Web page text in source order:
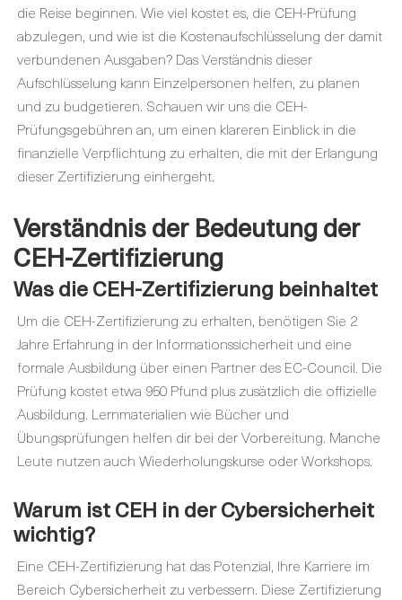
die Reise beginnen. Wie viel kostet es, die CEH-Prüfung
abzulegen, und wie ist die Kostenaufschlüsselung der damit
verbundenen Ausgaben? Das Verständnis dieser
Aufschlüsselung kann Einzelpersonen helfen, zu planen
und zu budgetieren. Schauen wir uns die CEH-
Prüfungsgebühren an, um einen klareren Einblick in die
finanzielle Verpflichtung zu erhalten, die mit der Erlangung
dieser Zertifizierung einhergeht.
Verständnis der Bedeutung der
CEH-Zertifizierung
Was die CEH-Zertifizierung beinhaltet
Um die CEH-Zertifizierung zu erhalten, benötigen Sie 2
Jahre Erfahrung in der Informationssicherheit und eine
formale Ausbildung über einen Partner des EC-Council. Die
Prüfung kostet etwa 950 Pfund plus zusätzlich die offizielle
Ausbildung. Lernmaterialien wie Bücher und
Übungsprüfungen helfen dir bei der Vorbereitung. Manche
Leute nutzen auch Wiederholungskurse oder Workshops.
Warum istCEH in der Cybersicherheit
wichtig?
Eine CEH-Zertifizierung hat das Potenzial, Ihre Karriere im
Bereich Cybersicherheit zu verbessern. Diese Zertifizierung